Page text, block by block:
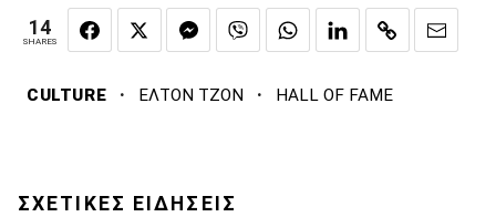
14
SHARES
CULTURE · ΕΛΤΟΝ ΤΖΟΝ · HALL OF FAME
ΣΧΕΤΙΚΕΣ ΕΙΔΗΣΕΙΣ